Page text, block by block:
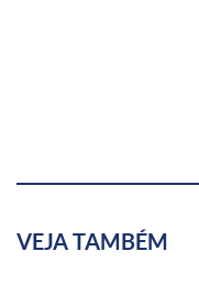
VEJA TAMBÉM